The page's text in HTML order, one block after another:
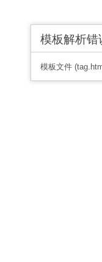
模板解析错
模板文件